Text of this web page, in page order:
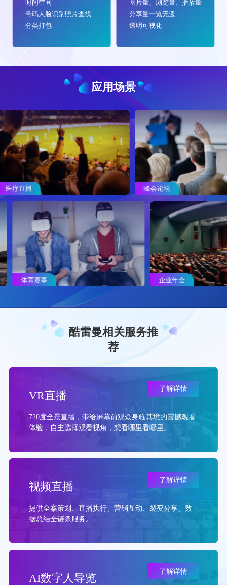
时间空间
号码人脸识别照片查找
分类打包
图片量、浏览量、播放量
分享量一览无遗
透明可视化
应用场景
医疗直播 峰会论坛
育赛事 企业年会
酷雷曼相关服务推
荐
VR直播
720度全景直播，带给屏幕前观众身临其境的震撼观看
体验，自主选择观看视角，想看哪里看哪里。
了解详情
视频直播
提供全案策划、直播执行、营销互动、裂变分享、数
据总结全链条服务。
了解详情
AI数字人导览
了解详情